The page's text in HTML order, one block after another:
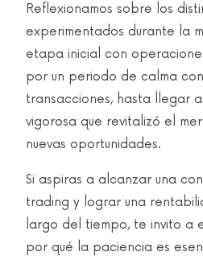
Reflexionamos sobre los
experimentados durante la
etapa inicial con
por un periodo de calma
transacciones, hasta llegar
vigorosa que revitalizó el
nuevas oportunidades.
Si aspiras a alcanzar una
trading y lograr una
largo del tiempo, te invito a
por qué la paciencia es